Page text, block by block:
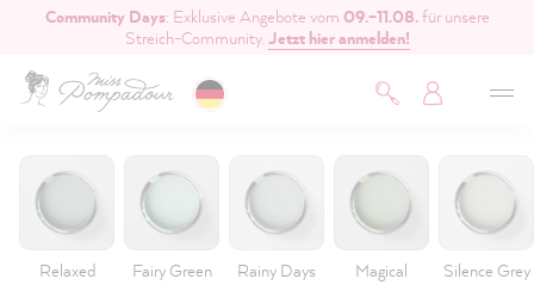
springen
Community Days: Exklusive Angebote vom 09.–11.08.für unsere
Streich-Community.Jetzt hier anmelden!
Relaxed
Fairy Green
Rainy Days
Magical
Silence Grey